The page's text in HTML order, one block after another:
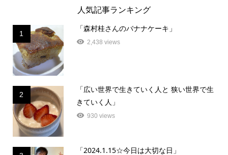
人気記事ランキング
1
「森村桂さんのバナナケーキ」
2,438 views
2
「広い世界で生きていく人と 狭い世界で生
きていく人」
930 views
「2024.1.15☆今日は大切な日」